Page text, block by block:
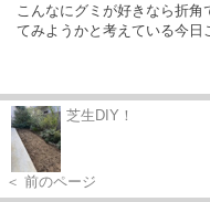
こんなにグミが好きなら折角
てみようかと考えている今日
芝生DIY！
＜ 前のページ